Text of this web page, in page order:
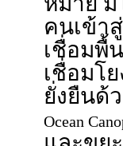
คนเข้า
เชื่อมพื้
เชื่อมโ
ยั่งยืนด้
Ocean